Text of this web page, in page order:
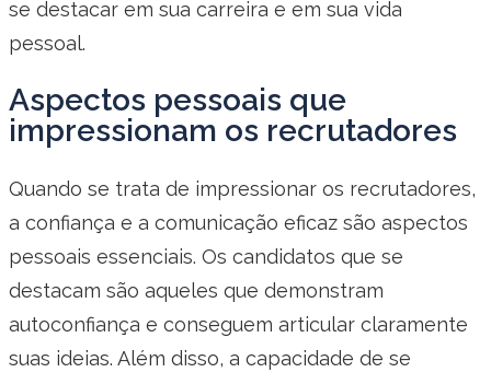
se destacar em sua carreira e em sua vida
pessoal.
Aspectos pessoais que
impressionam os recrutadores
Quando se trata de impressionar os recrutadores,
a confiança e a comunicação eficaz são aspectos
pessoais essenciais. Os candidatos que se
destacam são aqueles que demonstram
autoconfiança e conseguem articular claramente
suas ideias. Além disso, a capacidade de se